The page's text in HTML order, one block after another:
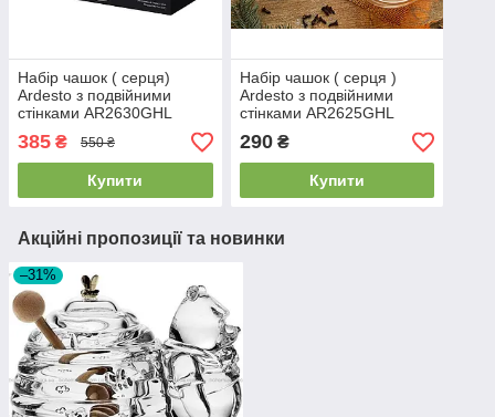
Набір чашок ( серця)
Ardesto з подвійними
стінками AR2630GHL
385 ₴ 550 ₴
Купити
Набір чашок ( серця )
Ardesto з подвійними
стінками AR2625GHL
290₴
Купити
Акційні пропозиції та новинки
–31%